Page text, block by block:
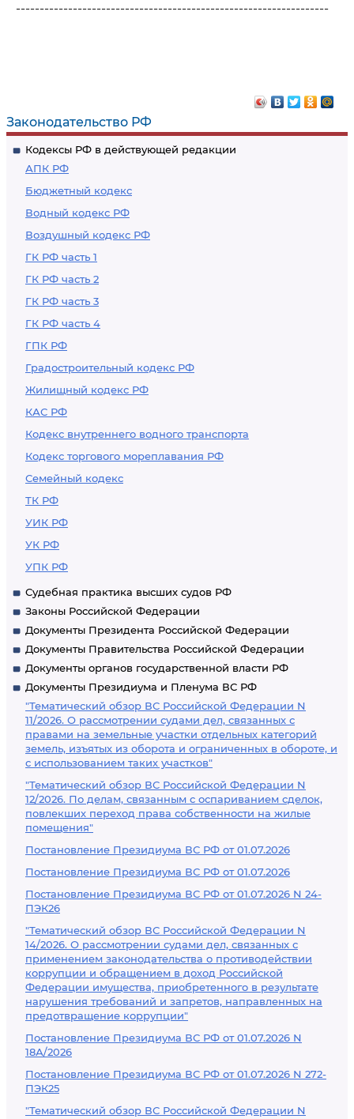
Законодательство РФ
Кодексы РФ в действующей редакции
АПК РФ
Бюджетный кодекс
Водный кодекс РФ
Воздушный кодекс РФ
ГК РФ часть 1
ГК РФ часть 2
ГК РФ часть 3
ГК РФ часть 4
ГПК РФ
Градостроительный кодекс РФ
Жилищный кодекс РФ
КАС РФ
Кодекс внутреннего водного транспорта
Кодекс торгового мореплавания РФ
Семейный кодекс
ТК РФ
УИК РФ
УК РФ
УПК РФ
Судебная практика высших судов РФ
Законы Российской Федерации
Документы Президента Российской Федерации
Документы Правительства Российской Федерации
Документы органов государственной власти РФ
Документы Президиума и Пленума ВС РФ
"Тематический обзор ВС Российской Федерации N
11/2026. О рассмотрении судами дел, связанных с
правами на земельные участки отдельных категорий
земель, изъятых из оборота и ограниченных в обороте, и
с использованием таких участков"
"Тематический обзор ВС Российской Федерации N
12/2026. По делам, связанным с оспариванием сделок,
повлекших переход права собственности на жилые
помещения"
Постановление Президиума ВС РФ от 01.07.2026
Постановление Президиума ВС РФ от 01.07.2026
Постановление Президиума ВС РФ от 01.07.2026 N 24-
ПЭК26
"Тематический обзор ВС Российской Федерации N
14/2026. О рассмотрении судами дел, связанных с
применением законодательства о противодействии
коррупции и обращением в доход Российской
Федерации имущества, приобретенного в результате
нарушения требований и запретов, направленных на
предотвращение коррупции"
Постановление Президиума ВС РФ от 01.07.2026 N
18А/2026
Постановление Президиума ВС РФ от 01.07.2026 N 272-
ПЭК25
"Тематический обзор ВС Российской Федерации N
------------------------------------------------------------------